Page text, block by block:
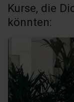
Kurse, die
könnten: